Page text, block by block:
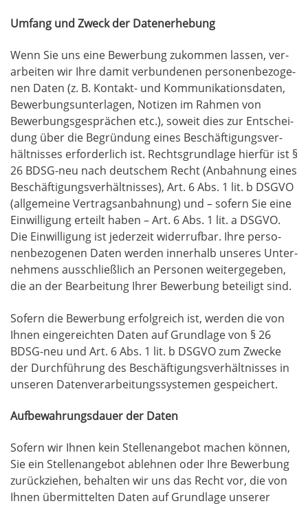
Umfang und Zweck der Datenerhebung
Wenn Sie uns eine Bewer­bung zukom­men las­sen, ver­
ar­bei­ten wir Ihre damit ver­bun­de­nen per­so­nen­be­zo­ge­
nen Daten (z. B. Kon­takt- und Kom­mu­ni­ka­ti­ons­da­ten,
Bewer­bungs­un­ter­la­gen, Noti­zen im Rah­men von
Bewer­bungs­ge­sprä­chen etc.), soweit dies zur Ent­schei­
dung über die Begrün­dung eines Beschäf­ti­gungs­ver­
hält­nis­ses erfor­der­lich ist. Rechts­grund­la­ge hier­für ist §
26 BDSG-neu nach deut­schem Recht (Anbah­nung eines
Beschäf­ti­gungs­ver­hält­nis­ses), Art. 6 Abs. 1 lit. b DSGVO
(all­ge­mei­ne Ver­trags­an­bah­nung) und – sofern Sie eine
Ein­wil­li­gung erteilt haben – Art. 6 Abs. 1 lit. a DSGVO.
Die Ein­wil­li­gung ist jeder­zeit wider­ruf­bar. Ihre per­so­
nen­be­zo­ge­nen Daten wer­den inner­halb unse­res Unter­
neh­mens aus­schließ­lich an Per­so­nen wei­ter­ge­ge­ben,
die an der Bear­bei­tung Ihrer Bewer­bung betei­ligt sind.
Sofern die Bewer­bung erfolg­reich ist, wer­den die von
Ihnen ein­ge­reich­ten Daten auf Grund­la­ge von § 26
BDSG-neu und Art. 6 Abs. 1 lit. b DSGVO zum Zwe­cke
der Durch­füh­rung des Beschäf­ti­gungs­ver­hält­nis­ses in
unse­ren Daten­ver­ar­bei­tungs­sys­te­men gespeichert.
Auf­be­wah­rungs­dau­er der Daten
Sofern wir Ihnen kein Stel­len­an­ge­bot machen kön­nen,
Sie ein Stel­len­an­ge­bot ableh­nen oder Ihre Bewer­bung
zurück­zie­hen, behal­ten wir uns das Recht vor, die von
Ihnen über­mit­tel­ten Daten auf Grund­la­ge unse­rer